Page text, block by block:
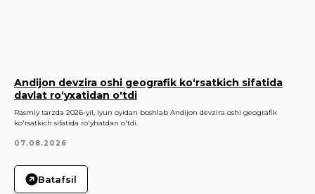
Andijon devzira oshi geografik ko‘rsatkich sifatida
davlat ro‘yxatidan o'tdi
Rasmiy tarzda 2026-yil, iyun oyidan boshlab Andijon devzira oshi geografik
ko'rsatkich sifatida ro'yhatdan o'tdi.
07.08.2026
Batafsil